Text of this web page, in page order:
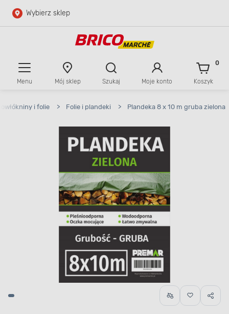
Przejdź do głównej zawartości
Wybierz sklep
Menu Mój sklep Szukaj Moje konto Koszyk
0
i folie > Folie i plandeki > Plandeka 8 x 10 m gruba zielona